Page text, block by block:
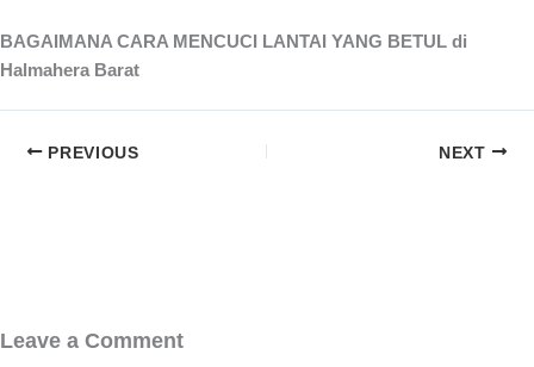
BAGAIMANA CARA MENCUCI LANTAI YANG BETUL di
Halmahera Barat
PREVIOUS NEXT
Leave a Comment